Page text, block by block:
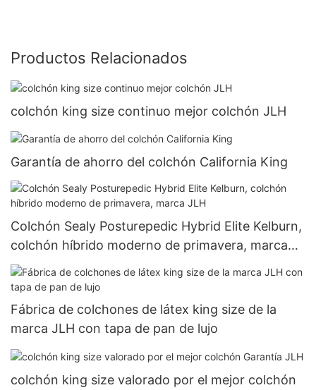
Productos Relacionados
colchón king size continuo mejor colchón JLH
Garantía de ahorro del colchón California King
Colchón Sealy Posturepedic Hybrid Elite Kelburn,
colchón híbrido moderno de primavera, marca
JLH
Fábrica de colchones de látex king size de la
marca JLH con tapa de pan de lujo
colchón king size valorado por el mejor colchón